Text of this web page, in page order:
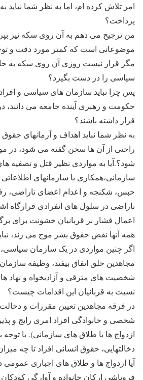
امر تلاش کرده ام، اما به نظر شما نباید
پرداخت؟
من ترجیح می دهم به آن روی سکه نیز
موضوعاتی است که کمتر مورد دقت و
مگر قرار نیست روزی آن روی سکه به
سیاسی را در دست بگیرد؟
پس چرا نباید سازمان های سیاسی و
حکومت و رهبری آینده جامعه می دانند،
قرار داشته باشند؟
به نظر شما نباید اهداف و آرمانهای
راحتی از آن ها سخن گفته می شود، در
شود؟.آیا به مواردی نظیر قتل و تصفیه
سازمانی،همکاری با سازمانهای
حبس، شکنجه و اعدام اعضای ناراضی،
ناراضی در سلول های انفرادی قرارگاه
اعمال فشار بر قربانیان خشونت برای
همه آنها نقض حقوق بشر موج می زند،
اگر چنین مواردی در یک سازمان
مجاهدین خلق اتفاق بیفتد، وظیفه
شخصیت های مترقی و آزادیخواه و نهاد
نسبت به قربانیان این اقدامات چیست؟
در فرقه مجاهدین تعیین مقررات و
شخصی و خانوادگی افراد امری رایج و
ازدواج ها یا طلاق های سازمانی). با توجه
دخالتهایی، حقوق انسانی افراد تا چه
آیا ازدواج ها و طلاق های اجباری
فروپاشی ارکان خانواده و آوارگی